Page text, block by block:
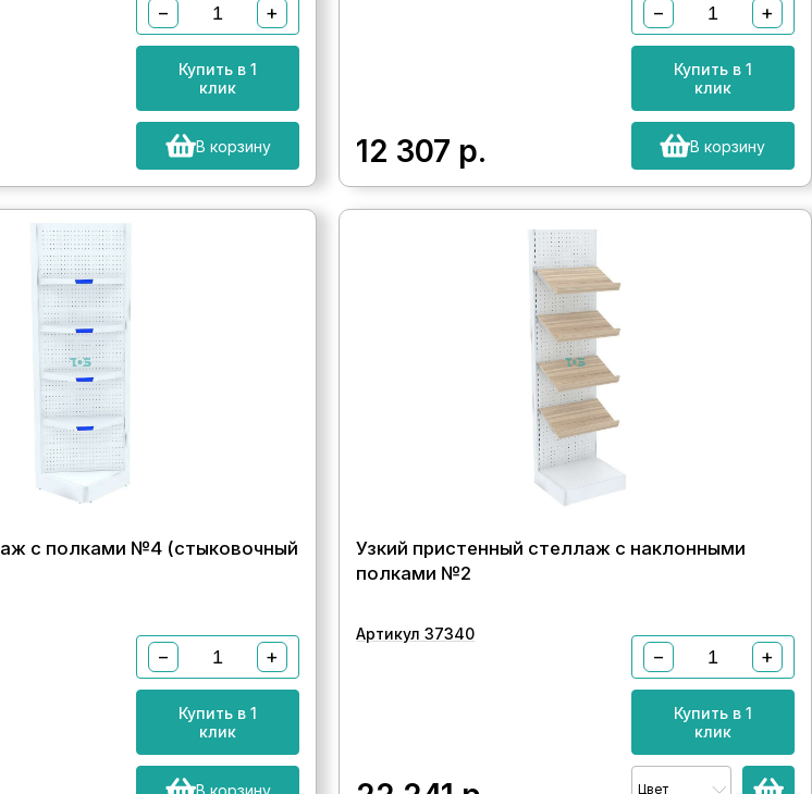
− +
Купить в 1
клик
В корзину 12 307 р.
− +
Купить в 1
клик
В корзину
с полками №4 (стыковочный
− +
Купить в 1
клик
В корзину
Узкий пристенный стеллаж с наклонными
полками №2
Артикул 37340
− +
Купить в 1
клик
Цвет